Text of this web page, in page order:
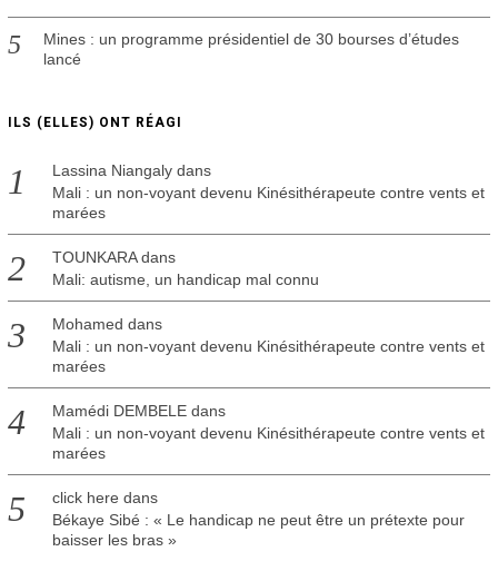
Mines : un programme présidentiel de 30 bourses d’études
lancé
ILS (ELLES) ONT RÉAGI
Lassina Niangalydans
Mali : un non-voyant devenu Kinésithérapeute contre vents et
marées
TOUNKARAdans
Mali: autisme, un handicap mal connu
Mohamed dans
Mali : un non-voyant devenu Kinésithérapeute contre vents et
marées
Mamédi DEMBELEdans
Mali : un non-voyant devenu Kinésithérapeute contre vents et
marées
click here dans
Békaye Sibé : « Le handicap ne peut être un prétexte pour
baisser les bras »